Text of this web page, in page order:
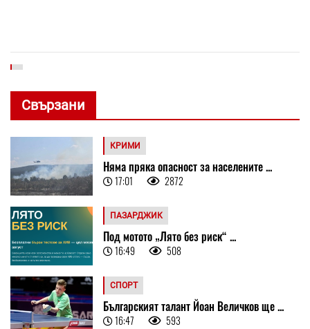
Свързани
КРИМИ
Няма пряка опасност за населените ...
17:01 2872
ПАЗАРДЖИК
Под мотото „Лято без риск“ ...
16:49 508
СПОРТ
Българският талант Йоан Величков ще ...
16:47 593